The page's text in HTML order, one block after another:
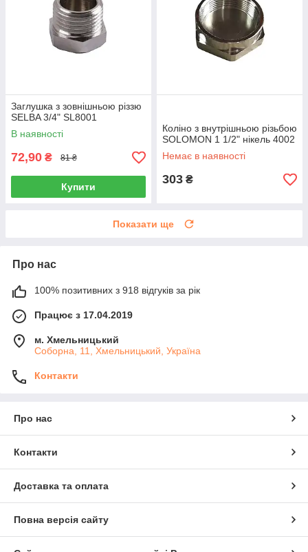
Заглушка з зовнішньою різзю
SELBA 3/4" SL8001
В наявності
72,90 ₴ 81 ₴
Купити
Коліно з внутрішньою різьбою
SOLOMON 1 1/2" нікель 4002
Немає в наявності
303 ₴
Показати ще
Про нас
100% позитивних з 918 відгуків за рік
Працює з 17.04.2019
м. Хмельницький
Соборна, 11, Хмельницький, Україна
Контакти
Про нас
Контакти
Доставка та оплата
Повна версія сайту